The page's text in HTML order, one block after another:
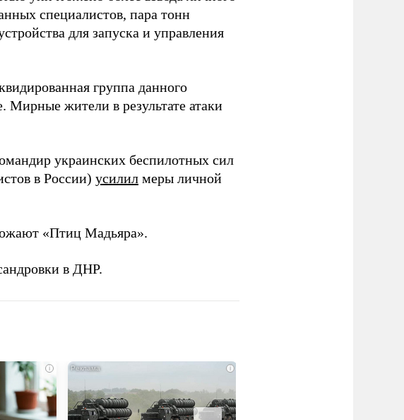
специалистов, пара тонн
для запуска и управления
группа данного
жители в результате атаки
украинских беспилотных сил
в России) усилил меры личной
«Птиц Мадьяра».
в ДНР.
i i